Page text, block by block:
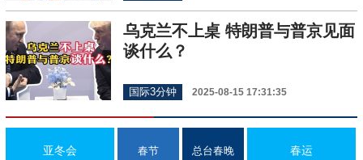
乌克兰不上桌 特朗普与普京见面
谈什么？
国际3分钟 2025-08-15 17:31:35
亚冬会 春节 总台春晚 春运